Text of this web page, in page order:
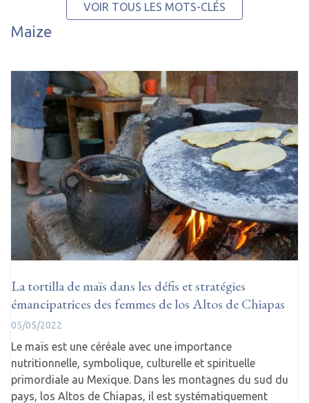
VOIR TOUS LES MOTS-CLÉS
Maize
La tortilla de maïs dans les défis et stratégies
émancipatrices des femmes de los Altos de Chiapas
05/05/2022
Le maïs est une céréale avec une importance
nutritionnelle, symbolique, culturelle et spirituelle
primordiale au Mexique. Dans les montagnes du sud du
pays, los Altos de Chiapas, il est systématiquement